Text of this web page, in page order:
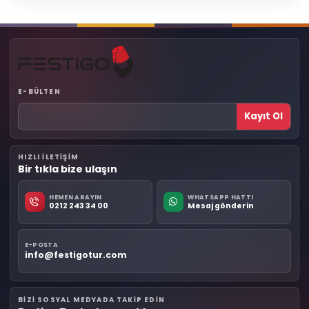
E-BÜLTEN
Kayıt Ol
HIZLI ILETIŞIM
Bir tıkla bize ulaşın
HEMEN ARAYIN
0212 243 34 00
WHATSAPP HATTI
Mesaj gönderin
E-POSTA
info@festigotur.com
BIZI SOSYAL MEDYADA TAKIP EDIN